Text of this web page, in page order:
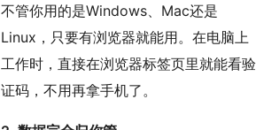
不管你用的是Windows、Mac还是
Linux，只要有浏览器就能用。在电脑上
工作时，直接在浏览器标签页里就能看验
证码，不用再拿手机了。